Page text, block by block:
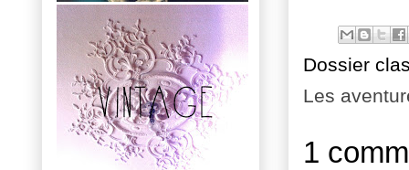
Dossier
Les
1